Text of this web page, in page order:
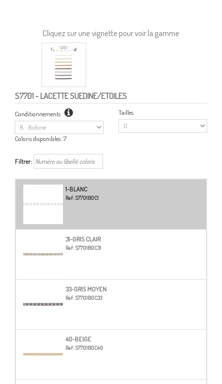
Cliquez sur une vignette pour voir la gamme
S7701- LACETTE SUEDINE/ETOILES
Conditionnements Tailles
Coloris disponibles: 7
Filtrer:
1-BLANC
Ref: S7701B0C1
31-GRIS CLAIR
Ref: S7701B0C31
33-GRIS MOYEN
Ref: S7701B0C33
40-BEIGE
Ref: S7701B0C40